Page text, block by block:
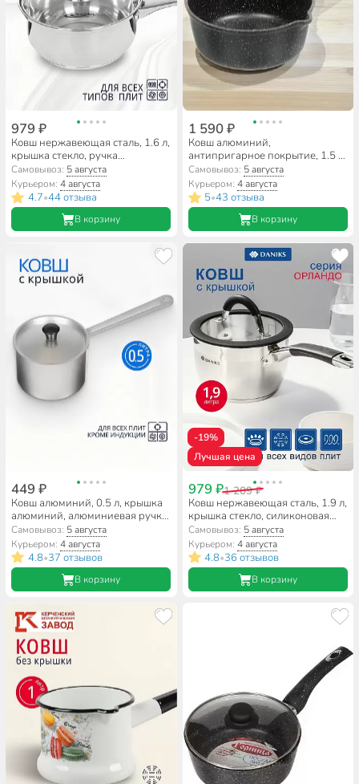
979 ₽
Ковш нержавеющая сталь, 1.6 л,
крышка стекло, ручка
нержавеющая сталь, индукция,
Катунь, Гретта, КТ04-К
Самовывоз: 5 августа
Курьером:4 августа
4.7•44 отзыва
В корзину
1 590 ₽
Ковш алюминий,
антипригарное покрытие, 1.5 л,
бакелитовая ручка, съемная
ручка, Горница, Гранит,
кш1812аг
Самовывоз: 5 августа
Курьером: 4 августа
5•43 отзыва
В корзину
449 ₽
Ковш алюминий, 0.5 л, крышка
алюминий, алюминиевая ручка,
Scovo, МТ-063
Самовывоз: 5 августа
Курьером:4 августа
4.8•37 отзывов
В корзину
-19%
Лучшая цена
979 ₽1 209 ₽
Ковш нержавеющая сталь, 1.9 л,
крышка стекло, силиконовая
ручка, индукция, Daniks,
Орландо, GS-01435-16S
Самовывоз: 5 августа
Курьером: 4 августа
4.8•36 отзывов
В корзину